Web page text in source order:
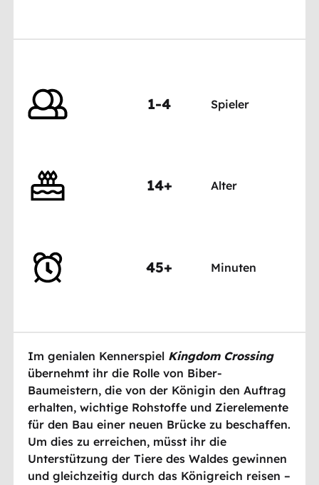
1-4 Spieler
14+ Alter
45+ Minuten
Im genialen Kennerspiel Kingdom Crossing
übernehmt ihr die Rolle von Biber-
Baumeistern, die von der Königin den Auftrag
erhalten, wichtige Rohstoffe und Zierelemente
für den Bau einer neuen Brücke zu beschaffen.
Um dies zu erreichen, müsst ihr die
Unterstützung der Tiere des Waldes gewinnen
und gleichzeitig durch das Königreich reisen –